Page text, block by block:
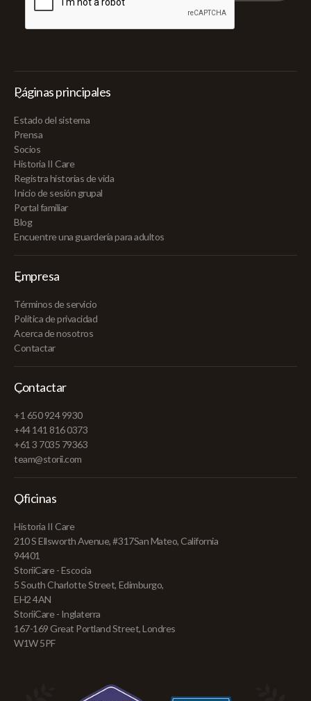
Páginas principales
Estado del sistema
Prensa
Socios
Historia II Care
Registra historias de vida
Inicio de sesión grupal
Portal familiar
Blog
Encuentre una guardería para adultos
Empresa
Términos de servicio
Política de privacidad
Acerca de nosotros
Contactar
Contactar
+1 650 924 9930
+44 141 816 0373
+61 3 7035 79363
team@storii.com
Oficinas
Historia II Care
210 S Ellsworth Avenue, #317San Mateo, California
94401
StoriiCare - Escocia
5 South Charlotte Street, Edimburgo,
EH2 4AN
StoriiCare - Inglaterra
167-169 Great Portland Street, Londres
W1W 5PF